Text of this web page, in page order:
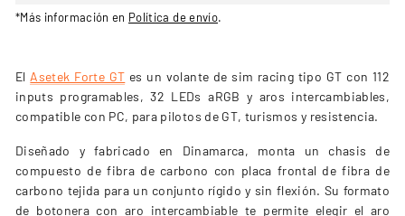
*Más información en Política de envío.
El Asetek Forte GT es un volante de sim racing tipo GT con 112
inputs programables, 32 LEDs aRGB y aros intercambiables,
compatible con PC, para pilotos de GT, turismos y resistencia.
Diseñado y fabricado en Dinamarca, monta un chasis de
compuesto de fibra de carbono con placa frontal de fibra de
carbono tejida para un conjunto rígido y sin flexión. Su formato
de botonera con aro intercambiable te permite elegir el aro